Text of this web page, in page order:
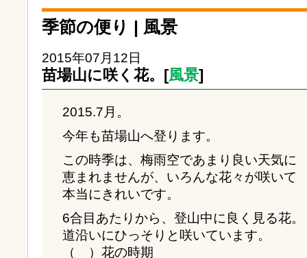
季節の便り | 風景
2015年07月12日
苗場山に咲く花。[風景]
2015.7月。
今年も苗場山へ登ります。
この時季は、梅雨空であまり良い天気に
恵まれませんが、いろんな花々が咲いて
本当にきれいです。
6合目あたりから、登山中に良く見る花。
道沿いにひっそりと咲いています。
（ ）花の時期